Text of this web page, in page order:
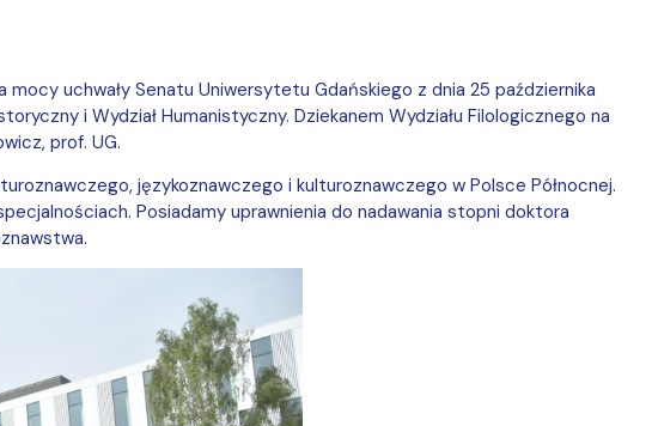
mocy uchwały Senatu Uniwersytetu Gdańskiego z dnia 25 października
i Wydział Humanistyczny. Dziekanem Wydziału Filologicznego na
prof. UG.
językoznawczego i kulturoznawczego w Polsce Północnej.
Posiadamy uprawnienia do nadawania stopni doktora